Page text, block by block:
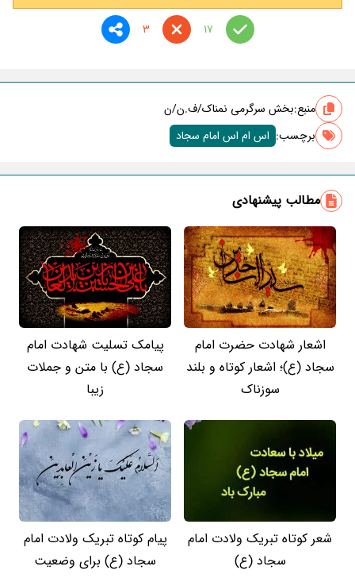
17
3
منبع:بخش سرگرمی نمناک/ف.ن/ن
برچسب‌: اس ام اس امام سجاد
مطالب پیشنهادی
اشعار شهادت حضرت امام
سجاد (ع)؛ اشعار کوتاه و بلند
سوزناک
پیامک تسلیت شهادت امام
سجاد (ع) با متن و جملات
زیبا
شعر کوتاه تبریک ولادت امام
سجاد (ع)
پیام کوتاه تبریک ولادت امام
سجاد (ع) برای وضعیت